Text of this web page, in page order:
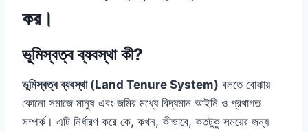
কর।
ভূমিস্বত্ব ব্যবস্থা কী?
ভূমিস্বত্ব ব্যবস্থা (Land Tenure System) বলতে বোঝায়
কোনো সমাজে মানুষ এবং জমির মধ্যে বিদ্যমান আইনি ও প্রথাগত
সম্পর্ক। এটি নির্ধারণ করে কে, কখন, কীভাবে, কতটুকু সময়ের জন্য